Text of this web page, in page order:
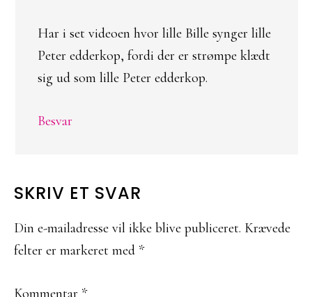
Har i set videoen hvor lille Bille synger lille
Peter edderkop, fordi der er strømpe klædt
sig ud som lille Peter edderkop.
Besvar
SKRIV ET SVAR
Din e-mailadresse vil ikke blive publiceret. Krævede
felter er markeret med *
Kommentar *